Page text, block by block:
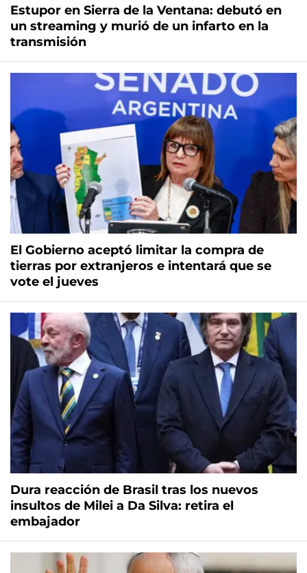
Estupor en Sierra de la Ventana: debutó en
un streaming y murió de un infarto en la
transmisión
El Gobierno aceptó limitar la compra de
tierras por extranjeros e intentará que se
vote el jueves
Dura reacción de Brasil tras los nuevos
insultos de Milei a Da Silva: retira el
embajador